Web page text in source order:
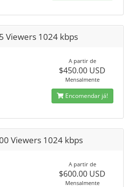
Viewers 1024 kbps
A partir de
$450.00 USD
Mensalmente
Encomendar já!
Viewers 1024 kbps
A partir de
$600.00 USD
Mensalmente